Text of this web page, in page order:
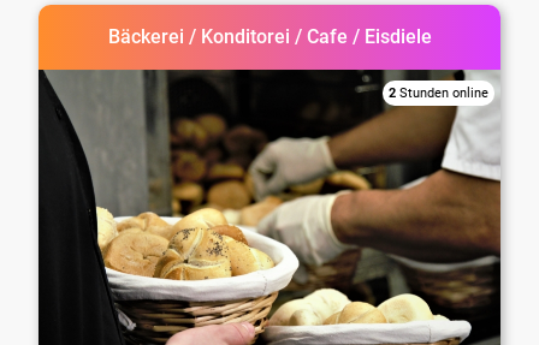
Bäckerei / Konditorei / Cafe / Eisdiele
2 Stunden online